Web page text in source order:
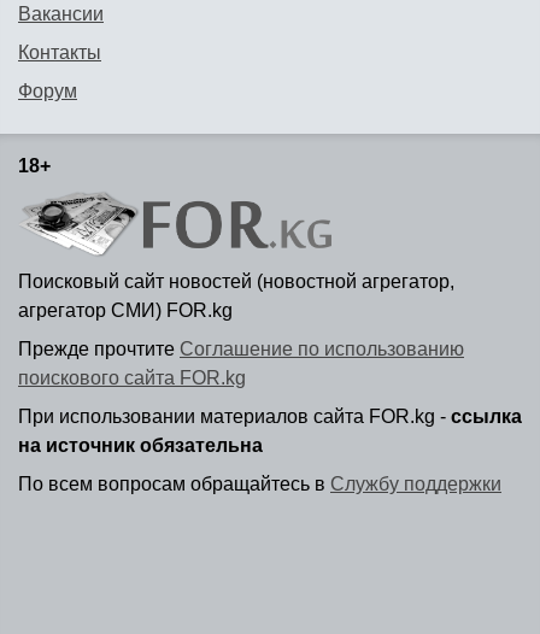
Вакансии
Контакты
Форум
18+
Поисковый сайт новостей (новостной агрегатор,
агрегатор СМИ) FOR.kg
Прежде прочтите Соглашение по использованию
поискового сайта FOR.kg
При использовании материалов сайта FOR.kg - ссылка
на источник обязательна
По всем вопросам обращайтесь в Службу поддержки